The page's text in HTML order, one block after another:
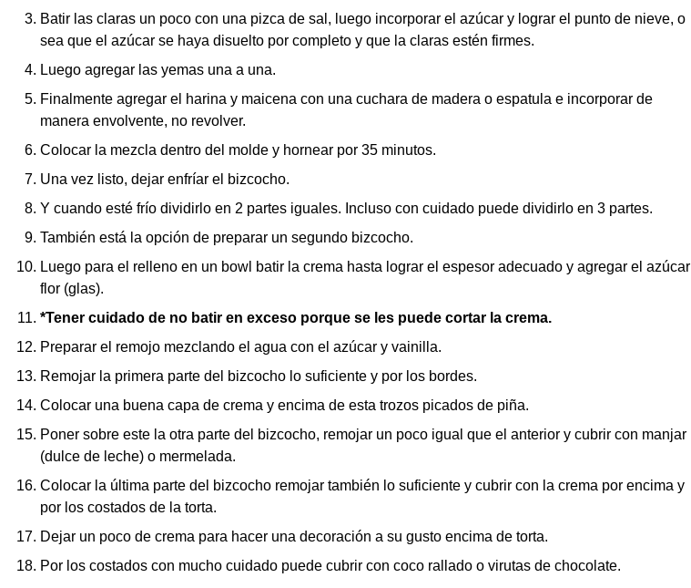
Batir las claras un poco con una pizca de sal, luego incorporar el azúcar y lograr el punto de nieve, o
sea que el azúcar se haya disuelto por completo y que la claras estén firmes.
Luego agregar las yemas una a una.
Finalmente agregar el harina y maicena con una cuchara de madera o espatula e incorporar de
manera envolvente, no revolver.
Colocar la mezcla dentro del molde y hornear por 35 minutos.
Una vez listo, dejar enfríar el bizcocho.
Y cuando esté frío dividirlo en 2 partes iguales. Incluso con cuidado puede dividirlo en 3 partes.
También está la opción de preparar un segundo bizcocho.
Luego para el relleno en un bowl batir la crema hasta lograr el espesor adecuado y agregar el azúcar
flor (glas).
*Tener cuidado de no batir en exceso porque se les puede cortar la crema.
Preparar el remojo mezclando el agua con el azúcar y vainilla.
Remojar la primera parte del bizcocho lo suficiente y por los bordes.
Colocar una buena capa de crema y encima de esta trozos picados de piña.
Poner sobre este la otra parte del bizcocho, remojar un poco igual que el anterior y cubrir con manjar
(dulce de leche) o mermelada.
Colocar la última parte del bizcocho remojar también lo suficiente y cubrir con la crema por encima y
por los costados de la torta.
Dejar un poco de crema para hacer una decoración a su gusto encima de torta.
Por los costados con mucho cuidado puede cubrir con coco rallado o virutas de chocolate.